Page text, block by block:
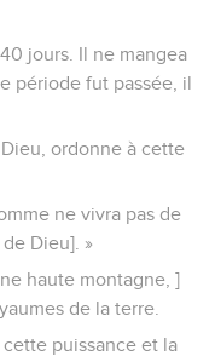
jours. Il ne mangea
période fut passée, il
ordonne à cette
ne vivra pas de
Dieu]. »
haute montagne, ]
de la terre.
puissance et la